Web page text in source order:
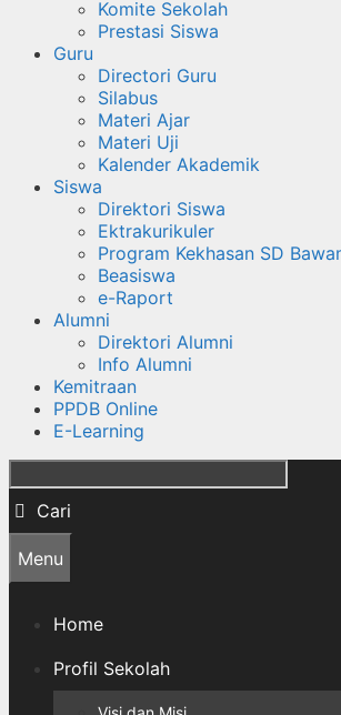
Komite Sekolah
Prestasi Siswa
Guru
Directori Guru
Silabus
Materi Ajar
Materi Uji
Kalender Akademik
Siswa
Direktori Siswa
Ektrakurikuler
Program Kekhasan SD
Beasiswa
e-Raport
Alumni
Direktori Alumni
Info Alumni
Kemitraan
PPDB Online
E-Learning
Cari
Menu
Home
Profil Sekolah